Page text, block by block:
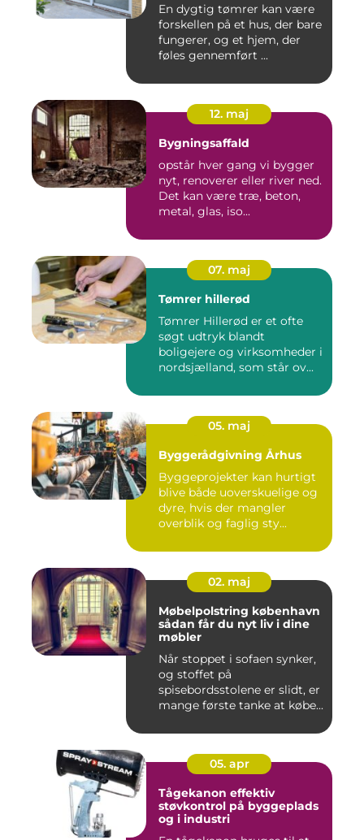
En dygtig tømrer kan være
forskellen på et hus, der bare
fungerer, og et hjem, der
føles gennemført ...
12. maj
Bygningsaffald
opstår hver gang vi bygger
nyt, renoverer eller river ned.
Det kan være træ, beton,
metal, glas, iso...
07. maj
Tømrer hillerød
Tømrer Hillerød er et ofte
søgt udtryk blandt
boligejere og virksomheder i
nordsjælland, som står ov...
05. maj
Byggerådgivning Århus
Byggeprojekter kan hurtigt
blive både uoverskuelige og
dyre, hvis der mangler
overblik og faglig sty...
02. maj
Møbelpolstring københavn
sådan får du nyt liv i dine
møbler
Når stoppet i sofaen synker,
og stoffet på
spisebordsstolene er slidt, er
mange første tanke at købe...
05. apr
Tågekanon effektiv
støvkontrol på byggeplads
og i industri